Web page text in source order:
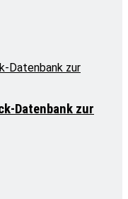
Datenbank zur